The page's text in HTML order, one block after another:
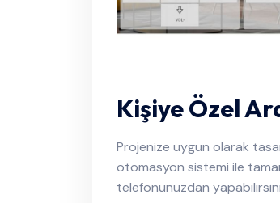
Kişiye Özel
Projenize uygun olarak
otomasyon sistemi ile
telefonunuzdan